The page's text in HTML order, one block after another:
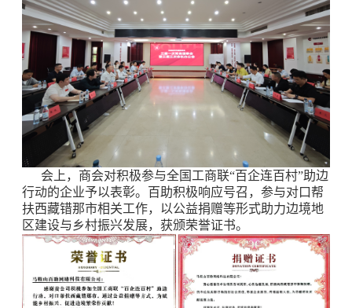
会上，商会对积极参与全国工商联“百企连百村”助边
行动的企业予以表彰。百助积极响应号召，参与对口帮
扶西藏错那市相关工作，以公益捐赠等形式助力边境地
区建设与乡村振兴发展，获颁荣誉证书。